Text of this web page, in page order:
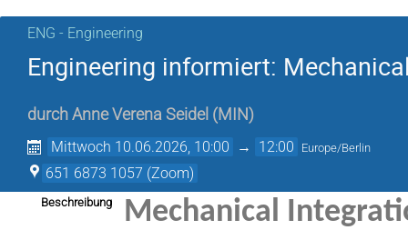
ENG - Engineering
Engineering informiert:
durch Anne Verena Seidel (MIN )
Mittwoch 10.06.2026, 10:00 → 12:00 Europe/Berlin
651 6873 1057 (Zoom)
Beschreibung Mechanical